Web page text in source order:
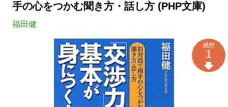
手の心をつかむ聞き方・話し方 (PHP文庫)
福田健
感想
1